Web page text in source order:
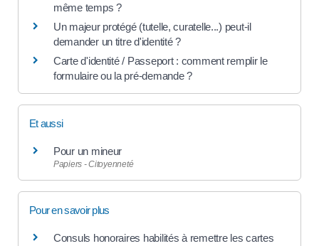
même temps ?
Un majeur protégé (tutelle, curatelle...) peut-il
demander un titre d'identité ?
Carte d'identité / Passeport : comment remplir le
formulaire ou la pré-demande ?
Et aussi
Pour un mineur
Papiers - Citoyenneté
Pour en savoir plus
Consuls honoraires habilités à remettre les cartes